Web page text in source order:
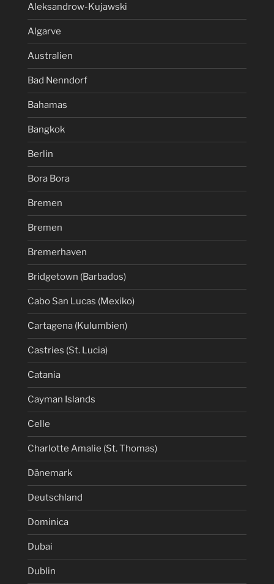
Aleksandrow-Kujawski
Algarve
Australien
Bad Nenndorf
Bahamas
Bangkok
Berlin
Bora Bora
Bremen
Bremen
Bremerhaven
Bridgetown (Barbados)
Cabo San Lucas (Mexiko)
Cartagena (Kulumbien)
Castries (St. Lucia)
Catania
Cayman Islands
Celle
Charlotte Amalie (St. Thomas)
Dänemark
Deutschland
Dominica
Dubai
Dublin